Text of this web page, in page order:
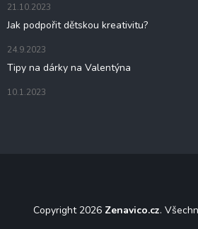
21.10.2023
Jak podpořit dětskou kreativitu?
24.9.2023
Tipy na dárky na Valentýna
10.1.2023
Copyright 2026 Zenavico.cz.